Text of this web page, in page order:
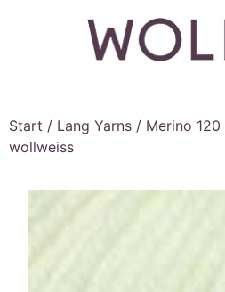
Start / Lang Yarns / Merino 120
wollweiss